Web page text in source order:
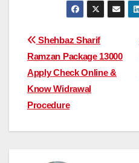
Post
navigation
Shehbaz Sharif
Ramzan Package 13000
Apply Check Online &
Know Widrawal
Procedure